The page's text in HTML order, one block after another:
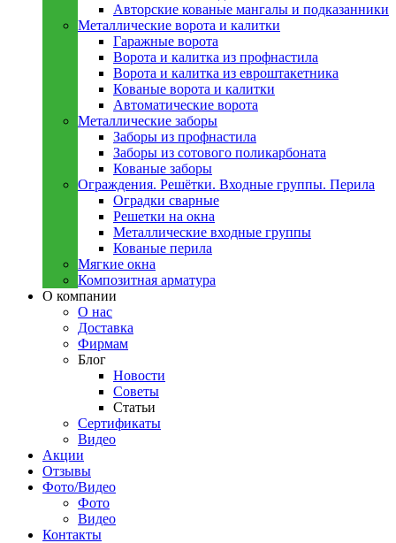
Авторские кованые мангалы и подказанники
Металлическиe ворота и калитки
Гаражные ворота
Ворота и калитка из профнастила
Ворота и калитка из евроштакетника
Кованые ворота и калитки
Автоматические ворота
Металлическиe заборы
Заборы из профнастила
Заборы из сотового поликарбоната
Кованые заборы
Ограждения. Решётки. Входные группы. Перила
Оградки сварные
Решетки на окна
Металлические входные группы
Кованые перила
Мягкие окна
Композитная арматура
О компании
О нас
Доставка
Фирмам
Блог
Новости
Советы
Статьи
Сертификаты
Видео
Акции
Отзывы
Фото/Видео
Фото
Видео
Контакты